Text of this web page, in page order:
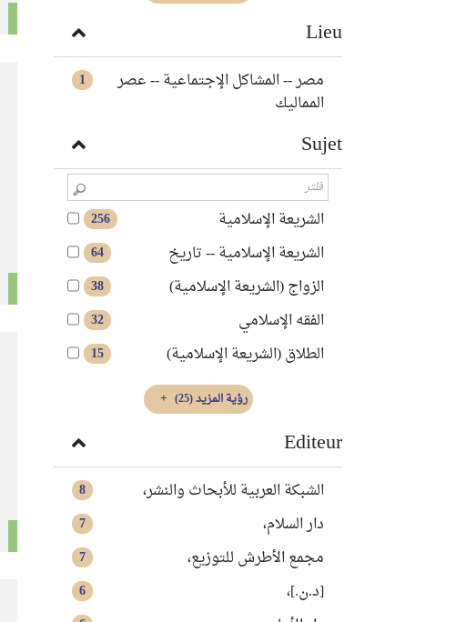
Lieu
1
مصر -- المشاكل الإجتماعية -- عصر
المماليك
Sujet
256 الشريعة الإسلامية
64 الشريعة الإسلامية -- تاريخ
38 الزواج (الشريعة الإسلامية)
32 الفقه الإسلامي
15 الطلاق (الشريعة الإسلامية)
رؤية المزيد(25)
Editeur
8 الشبكة العربية للأبحاث والنشر،
7 دار السلام،
7 مجمع الأطرش للتوزيع،
6 [د.ن.]،